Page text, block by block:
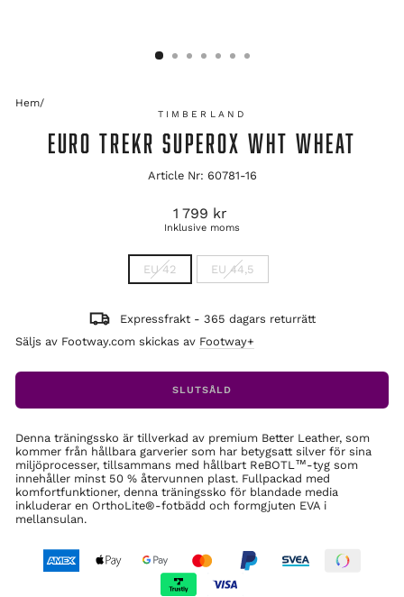
Hem/
TIMBERLAND
EURO TREKR SUPEROX WHT WHEAT
Article Nr: 60781-16
Ordinarie
pris
1 799 kr
Inklusive moms
EU 42 EU 44,5
Expressfrakt - 365 dagars returrätt
Säljs av Footway.com skickas av Footway+
SLUTSÅLD
Denna träningssko är tillverkad av premium Better Leather, som
kommer från hållbara garverier som har betygsatt silver för sina
miljöprocesser, tillsammans med hållbart ReBOTL™-tyg som
innehåller minst 50 % återvunnen plast. Fullpackad med
komfortfunktioner, denna träningssko för blandade media
inkluderar en OrthoLite®-fotbädd och formgjuten EVA i
mellansulan.